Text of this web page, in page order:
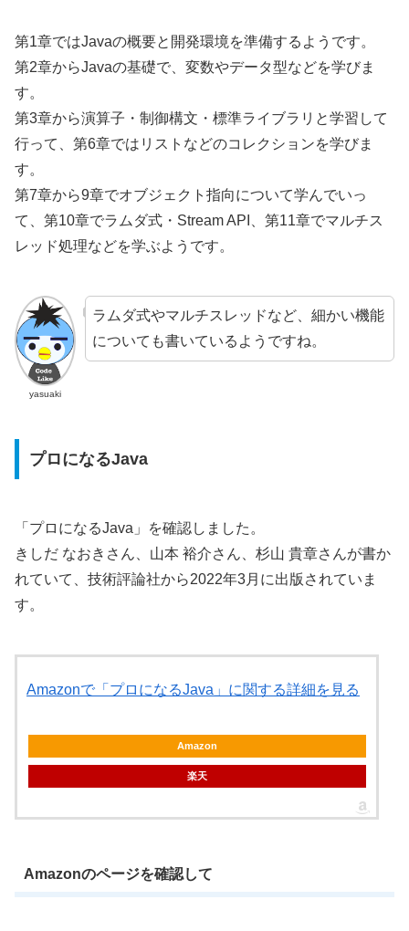
第1章ではJavaの概要と開発環境を準備するようです。
第2章からJavaの基礎で、変数やデータ型などを学びま
す。
第3章から演算子・制御構文・標準ライブラリと学習して
行って、第6章ではリストなどのコレクションを学びま
す。
第7章から9章でオブジェクト指向について学んでいっ
て、第10章でラムダ式・Stream API、第11章でマルチス
レッド処理などを学ぶようです。
yasuaki
ラムダ式やマルチスレッドなど、細かい機能
についても書いているようですね。
プロになるJava
「プロになるJava」を確認しました。
きしだ なおきさん、山本 裕介さん、杉山 貴章さんが書か
れていて、技術評論社から2022年3月に出版されていま
す。
Amazonで「プロになるJava」に関する詳細を見る
Amazon
楽天
Amazonのページを確認して